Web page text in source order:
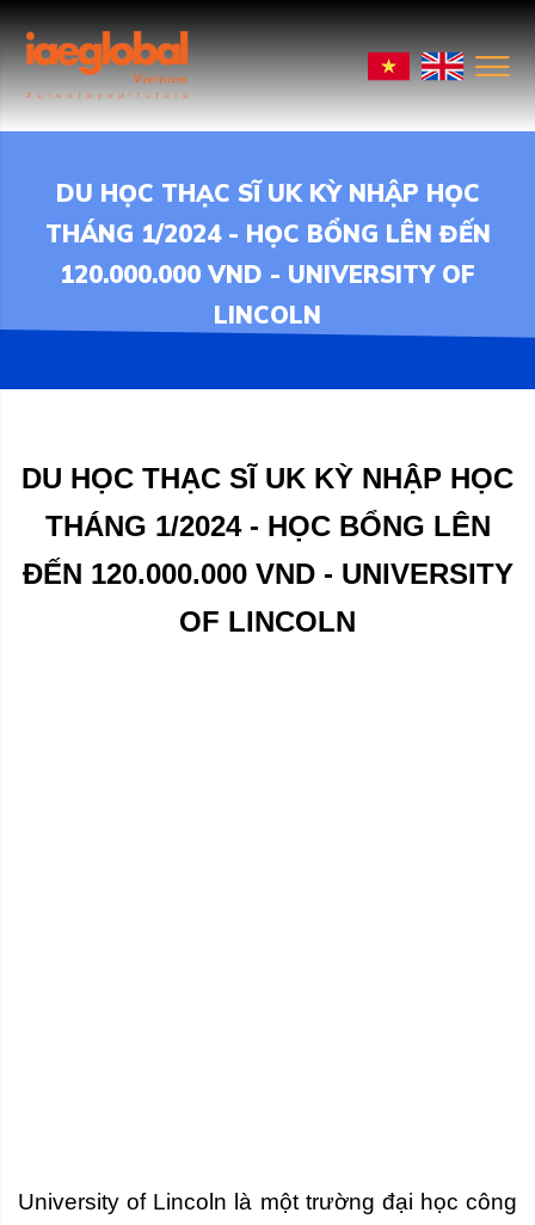
DU HỌC THẠC SĨ UK KỲ NHẬP HỌC
THÁNG 1/2024 - HỌC BỔNG LÊN ĐẾN
120.000.000 VND - UNIVERSITY OF
LINCOLN
DU HỌC THẠC SĨ UK KỲ NHẬP HỌC
THÁNG 1/2024 - HỌC BỔNG LÊN
ĐẾN 120.000.000 VND - UNIVERSITY
OF LINCOLN
University of Lincoln là một trường đại học công